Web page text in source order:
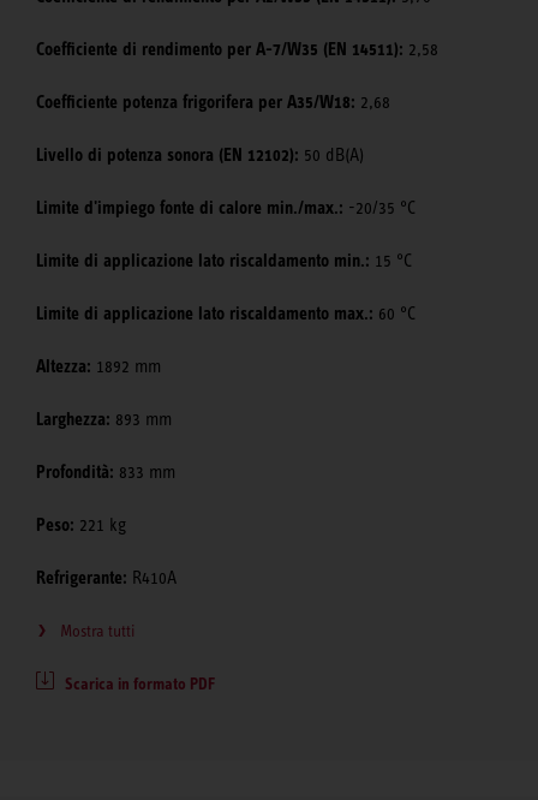
Coefficiente di rendimento per A-7/W35 (EN 14511): 2,58
Coefficiente potenza frigorifera per A35/W18: 2,68
Livello di potenza sonora (EN 12102): 50 dB(A)
Limite d'impiego fonte di calore min./max.: -20/35 °C
Limite di applicazione lato riscaldamento min.: 15 °C
Limite di applicazione lato riscaldamento max.: 60 °C
Altezza: 1892 mm
Larghezza: 893 mm
Profondità: 833 mm
Peso: 221 kg
Refrigerante: R410A
Mostra tutti
Scarica in formato PDF